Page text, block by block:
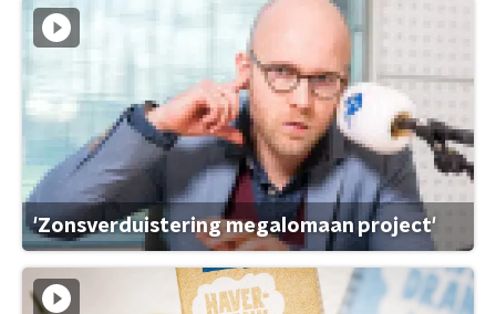
'Zonsverduistering megalomaan project'